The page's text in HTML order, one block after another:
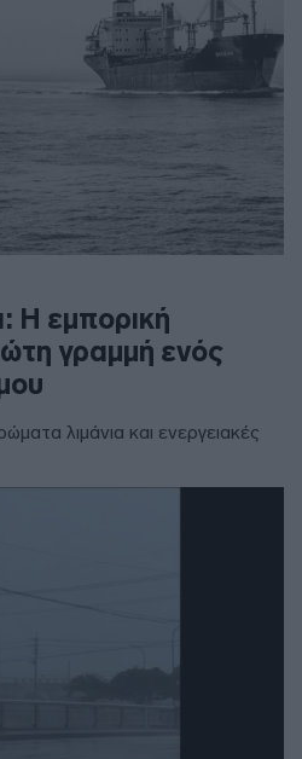
Η εμπορική
γραμμή ενός
λιμάνια και ενεργειακές